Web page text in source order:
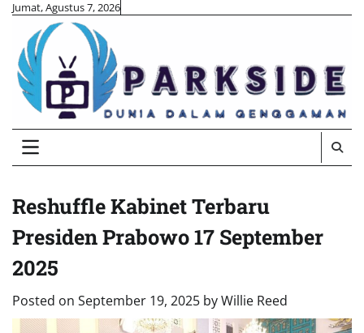
Skip
content
Jumat, Agustus 7, 2026
Reshuffle Kabinet Terbaru
Presiden Prabowo 17 September
2025
Posted on September 19, 2025 byWillie Reed